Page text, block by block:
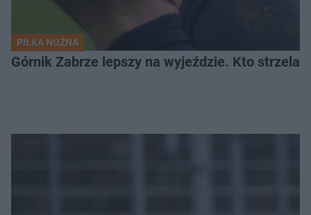
PIŁKA NOŻNA
Górnik Zabrze lepszy na wyjeździe. Kto strzelał